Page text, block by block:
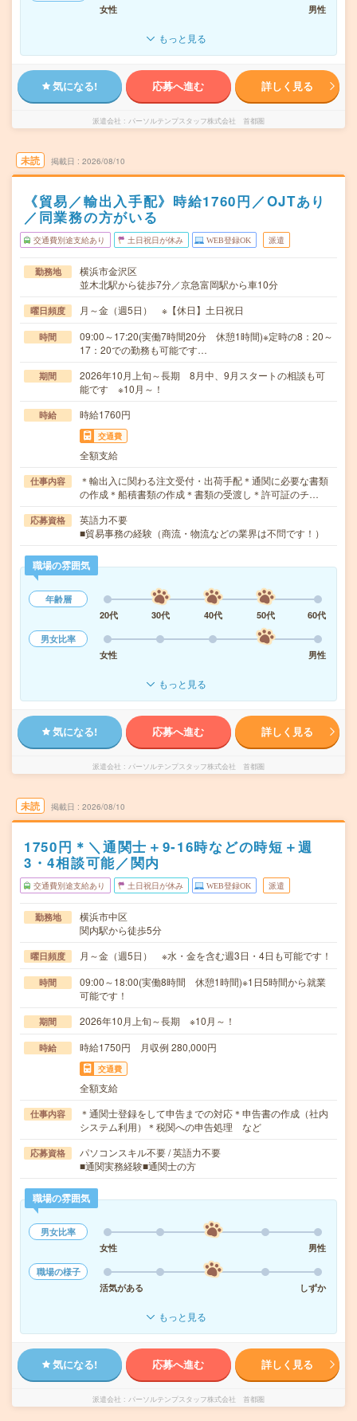
女性
男性
もっと見る
気になる! 応募へ進む 詳しく見る
派遣会社 パーソルテンプスタッフ株式会社 首都圏
未読 掲載日 2026/08/10
《貿易／輸出入手配》時給1760円／OJTあり
／同業務の方がいる
交通費別途支給あり 土日祝日が休み WEB登録OK 派遣
勤務地
横浜市金沢区
並木北駅から徒歩7分／京急富岡駅から車10分
曜日頻度 月～金（週5日） ※【休日】土日祝日
時間
09:00～17:20(実働7時間20分 休憩1時間)※定時の8：20～
17：20での勤務も可能です…
期間
2026年10月上旬～長期 8月中、9月スタートの相談も可
能です ※10月～！
時給 時給1760円
交通費
全額支給
仕事内容
＊輸出入に関わる注文受付・出荷手配＊通関に必要な書類
の作成＊船積書類の作成＊書類の受渡し＊許可証のチ…
応募資格
英語力不要
■貿易事務の経験（商流・物流などの業界は不問です！）
職場の雰囲気
年齢層
20代
30代 40代 50代
60代
男女比率
女性
男性
もっと見る
気になる! 応募へ進む 詳しく見る
派遣会社 パーソルテンプスタッフ株式会社 首都圏
未読 掲載日 2026/08/10
1750円＊＼通関士＋9‐16時などの時短＋週
3・4相談可能／関内
交通費別途支給あり 土日祝日が休み WEB登録OK 派遣
勤務地
横浜市中区
関内駅から徒歩5分
曜日頻度 月～金（週5日） ※水・金を含む週3日・4日も可能です！
時間
09:00～18:00(実働8時間 休憩1時間)※1日5時間から就業
可能です！
期間 2026年10月上旬～長期 ※10月～！
時給 時給1750円 月収例 280,000円
交通費
全額支給
仕事内容
＊通関士登録をして申告までの対応＊申告書の作成（社内
システム利用）＊税関への申告処理 など
応募資格
パソコンスキル不要 / 英語力不要
■通関実務経験■通関士の方
職場の雰囲気
男女比率
女性
男性
職場の様子
活気がある
しずか
もっと見る
気になる! 応募へ進む 詳しく見る
派遣会社 パーソルテンプスタッフ株式会社 首都圏